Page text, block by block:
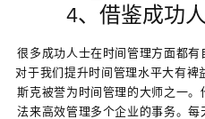
4、借鉴成功
很多成功人士在时间管理方面都
对于我们提升时间管理水平大有裨
斯克被誉为时间管理的大师之一
法来高效管理多个企业的事务。